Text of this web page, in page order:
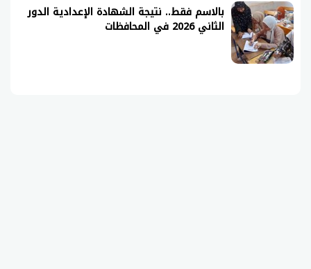
بالاسم فقط.. نتيجة الشهادة الإعدادية الدور
الثاني 2026 في المحافظات